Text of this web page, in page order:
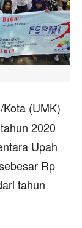
(UMK)
2020
Upah
Rp
tahun